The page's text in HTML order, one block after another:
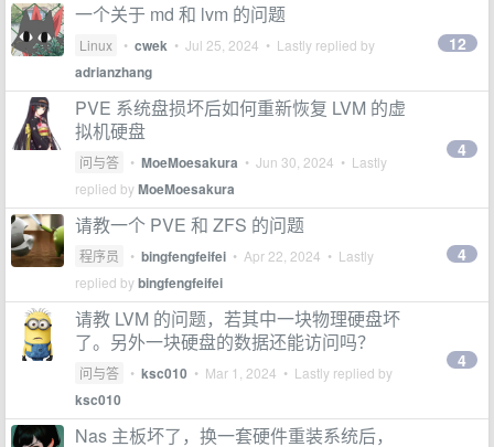
一个关于 md 和 lvm 的问题
Linux • cwek • Jul 25, 2024 • Lastly replied by
adrianzhang
12
PVE 系统盘损坏后如何重新恢复 LVM 的虚
拟机硬盘
问与答 • MoeMoesakura • Jun 30, 2024 • Lastly
replied byMoeMoesakura
4
请教一个 PVE 和 ZFS 的问题
程序员 • bingfengfeifei • Apr 22, 2024 • Lastly
replied bybingfengfeifei
4
请教 LVM 的问题，若其中一块物理硬盘坏
了。另外一块硬盘的数据还能访问吗？
问与答 • ksc010 • Mar 1, 2024 • Lastly replied by
ksc010
4
Nas 主板坏了，换一套硬件重装系统后，